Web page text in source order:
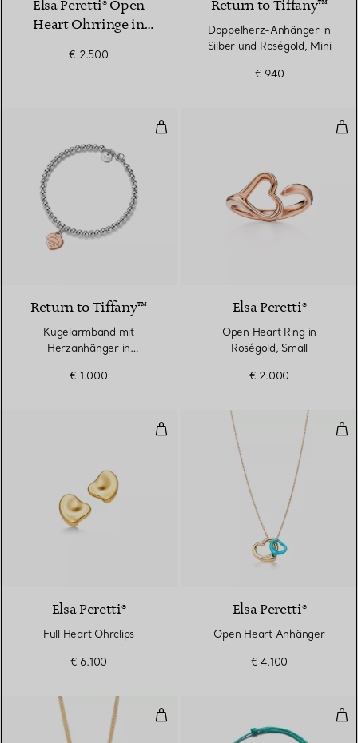
Elsa Peretti® Open
Heart Ohrringe in
€ 2.500
Return to Tiffany™
Doppelherz-Anhänger in
Silber und Roségold, Mini
€ 940
Kugelarmband mit
Return to Tiffany™
Kugelarmband mit
Herzanhänger in
4 mm
€ 1.000
Elsa Peretti®
Open Heart Ring in
Roségold, Small
€ 2.000
Full Heart Ohrclips
Elsa Peretti®
Full Heart Ohrclips
€ 6.100
Elsa Peretti®
Open Heart Anhänger
€ 4.100
Open Heart Anhänger in